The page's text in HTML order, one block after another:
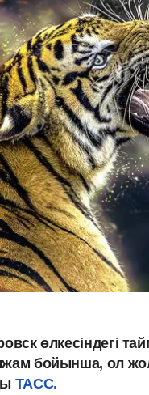
өлкесіндегі
бойынша, ол
ТАСС.